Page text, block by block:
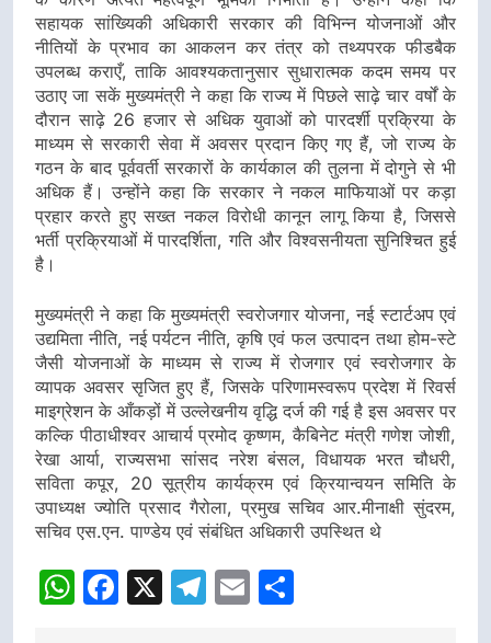
सहायक सांख्यिकी अधिकारी सरकार की विभिन्न योजनाओं और
नीतियों के प्रभाव का आकलन कर तंत्र को तथ्यपरक फीडबैक
उपलब्ध कराएँ, ताकि आवश्यकतानुसार सुधारात्मक कदम समय पर
उठाए जा सकें मुख्यमंत्री ने कहा कि राज्य में पिछले साढ़े चार वर्षों के
दौरान साढ़े 26 हजार से अधिक युवाओं को पारदर्शी प्रक्रिया के
माध्यम से सरकारी सेवा में अवसर प्रदान किए गए हैं, जो राज्य के
गठन के बाद पूर्ववर्ती सरकारों के कार्यकाल की तुलना में दोगुने से भी
अधिक हैं। उन्होंने कहा कि सरकार ने नकल माफियाओं पर कड़ा
प्रहार करते हुए सख्त नकल विरोधी कानून लागू किया है, जिससे
भर्ती प्रक्रियाओं में पारदर्शिता, गति और विश्वसनीयता सुनिश्चित हुई
है।
मुख्यमंत्री ने कहा कि मुख्यमंत्री स्वरोजगार योजना, नई स्टार्टअप एवं
उद्यमिता नीति, नई पर्यटन नीति, कृषि एवं फल उत्पादन तथा होम-स्टे
जैसी योजनाओं के माध्यम से राज्य में रोजगार एवं स्वरोजगार के
व्यापक अवसर सृजित हुए हैं, जिसके परिणामस्वरूप प्रदेश में रिवर्स
माइग्रेशन के आँकड़ों में उल्लेखनीय वृद्धि दर्ज की गई है इस अवसर पर
कल्कि पीठाधीश्वर आचार्य प्रमोद कृष्णम, कैबिनेट मंत्री गणेश जोशी,
रेखा आर्या, राज्यसभा सांसद नरेश बंसल, विधायक भरत चौधरी,
सविता कपूर, 20 सूत्रीय कार्यक्रम एवं क्रियान्वयन समिति के
उपाध्यक्ष ज्योति प्रसाद गैरोला, प्रमुख सचिव आर.मीनाक्षी सुंदरम,
सचिव एस.एन. पाण्डेय एवं संबंधित अधिकारी उपस्थित थे
WhatsApp
Facebook
X Telegram
Email